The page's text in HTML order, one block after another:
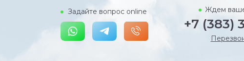
Задайте вопрос online
+7 (383)
Ждем